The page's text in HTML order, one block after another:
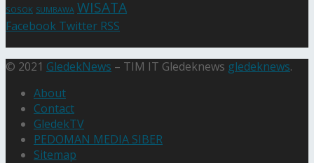
SOSOK SUMBAWA WISATA
Facebook Twitter RSS
© 2021 GledekNews – TIM IT Gledeknews gledeknews.
About
Contact
GledekTV
PEDOMAN MEDIA SIBER
Sitemap